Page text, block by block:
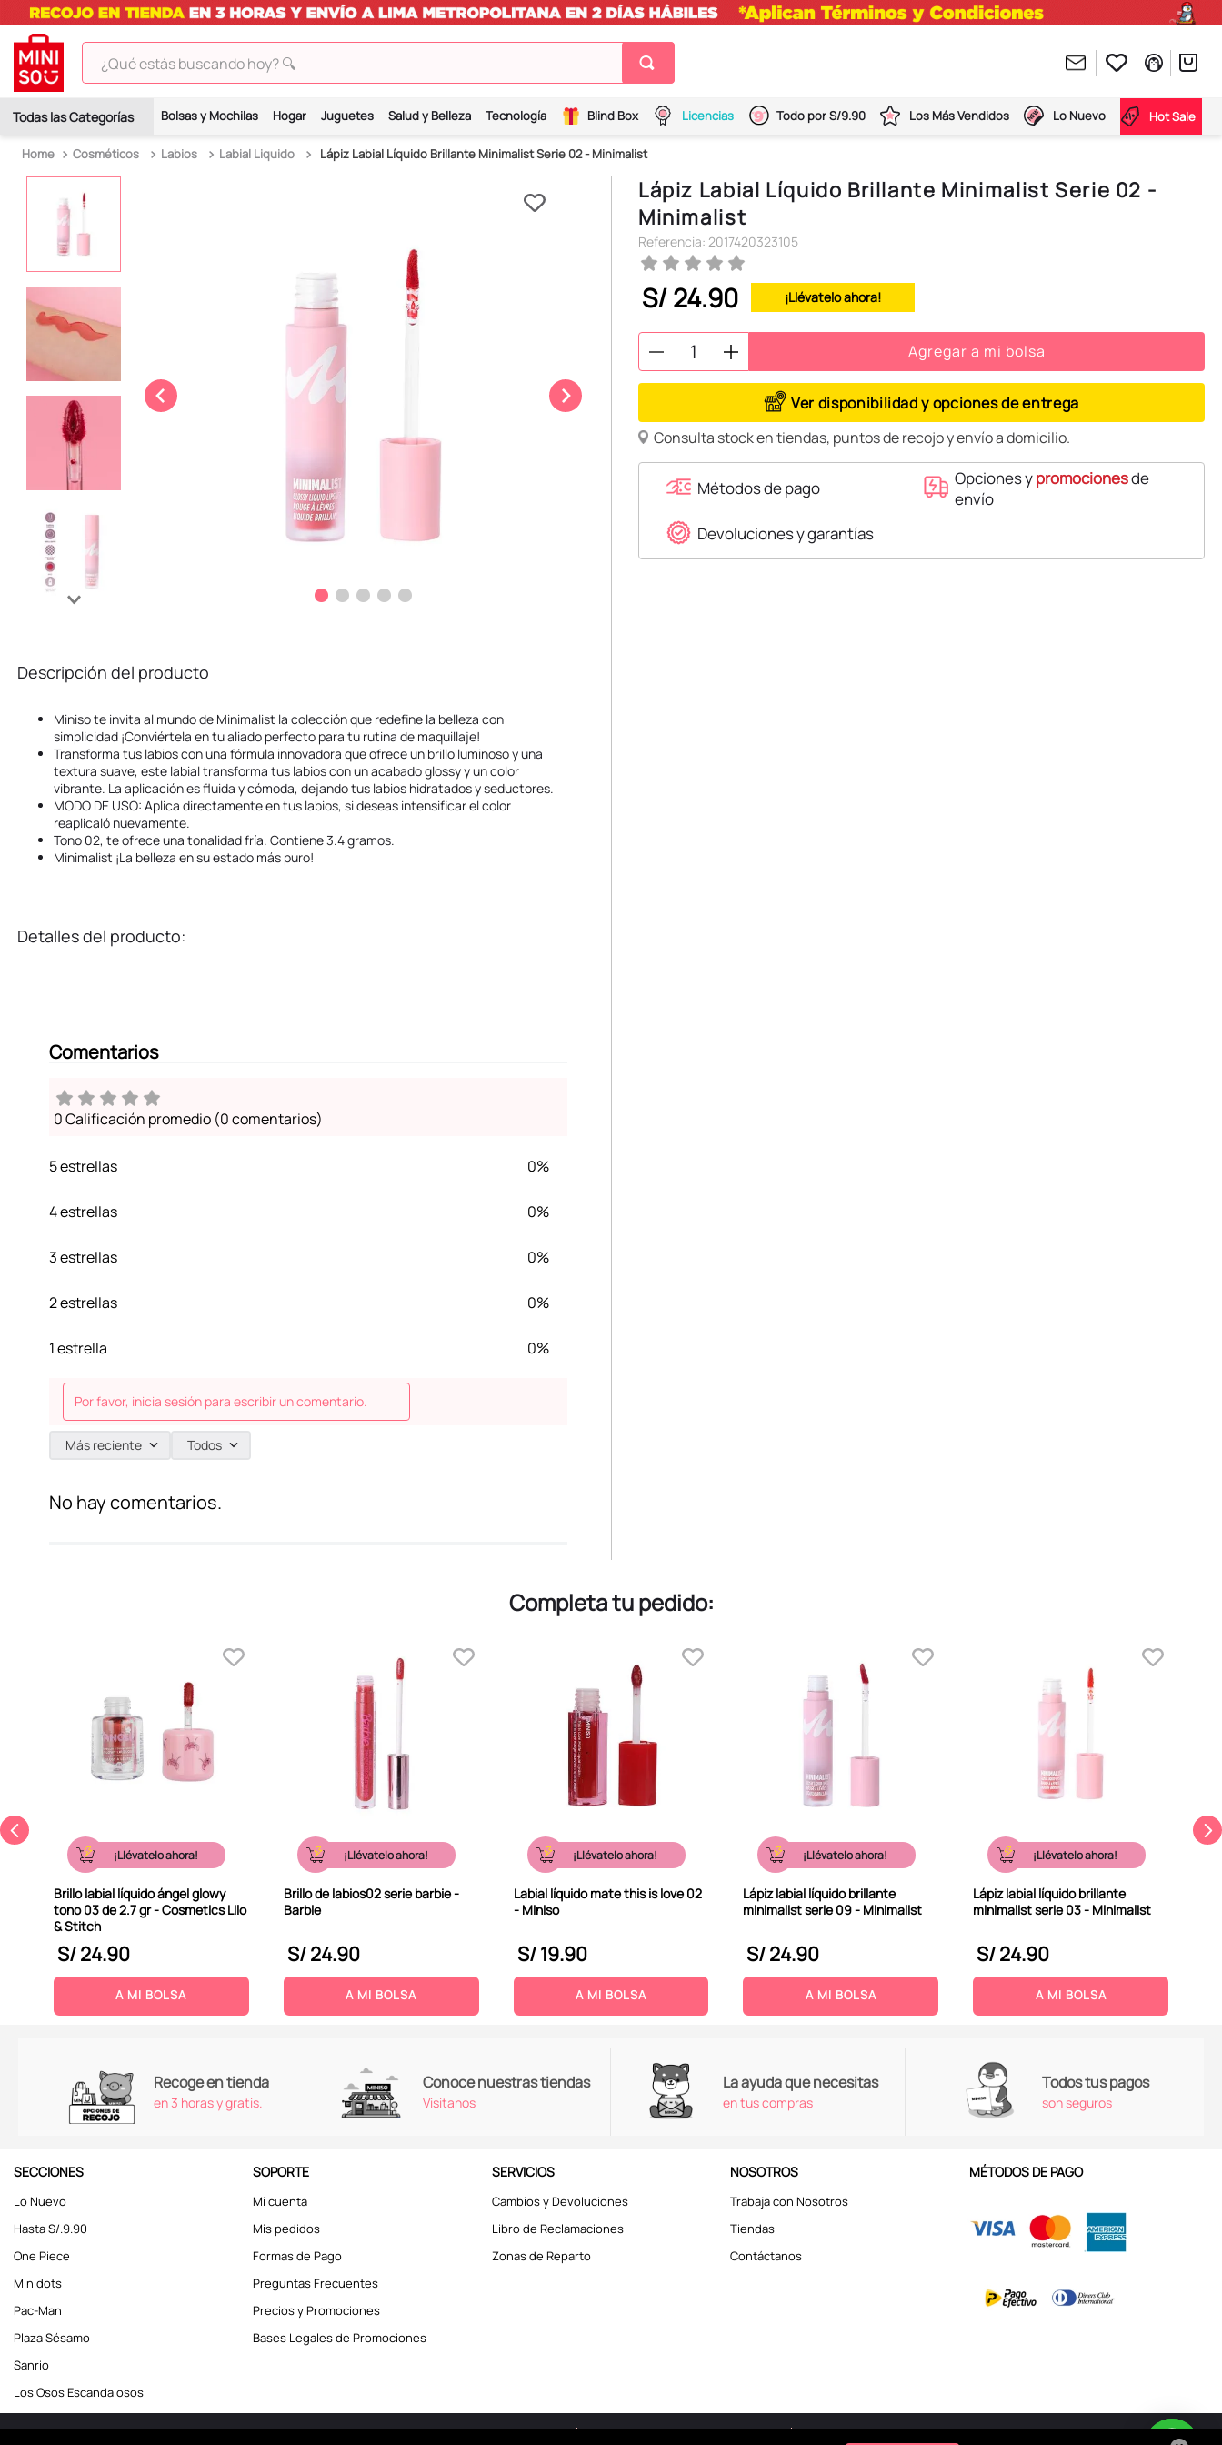
¿Qué estás buscando hoy? 🔍
Bolsas y Mochilas Hogar Juguetes Salud y Belleza Tecnología Blind Box Licencias Todo por S/9.90 Los Más Vendidos Lo Nuevo Hot Sale
Cosméticos Labios Labial Liquido Lápiz Labial Líquido Brillante Minimalist Serie 02 - Minimalist
Descripción del producto
Miniso te invita al mundo de Minimalist la colección que redefine la belleza con
simplicidad ¡Conviértela en tu aliado perfecto para tu rutina de maquillaje!
Transforma tus labios con una fórmula innovadora que ofrece un brillo luminoso y una
textura suave, este labial transforma tus labios con un acabado glossy y un color
vibrante. La aplicación es fluida y cómoda, dejando tus labios hidratados y seductores.
MODO DE USO: Aplica directamente en tus labios, si deseas intensificar el color
reaplicaló nuevamente.
Tono 02, te ofrece una tonalidad fría. Contiene 3.4 gramos.
Minimalist ¡La belleza en su estado más puro!
Detalles del producto:
Comentarios
0 Calificación promedio (0 comentarios)
5 estrellas 0%
4 estrellas 0%
3 estrellas 0%
2 estrellas 0%
1 estrella 0%
Por favor, inicia sesión para escribir un comentario.
Más reciente Todos
No hay comentarios.
Lápiz Labial Líquido Brillante Minimalist Serie 02 -
Minimalist
Referencia: 2017420323105
S/24.90 ¡Llévatelo ahora!
Agregar a mi bolsa
Ver disponibilidad y opciones de entrega
Consulta stock en tiendas, puntos de recojo y envío a domicilio.
Métodos de pago Opciones ypromocionesde
envío
Devoluciones y garantías
Completa tu pedido:
¡Llévatelo ahora!
Brillo labial líquido ángel glowy
tono 03 de 2.7 gr - Cosmetics Lilo
& Stitch
S/24.90
A MI BOLSA
¡Llévatelo ahora!
Brillo de labios02 serie barbie -
Barbie
S/24.90
A MI BOLSA
¡Llévatelo ahora!
Labial líquido mate this is love 02
- Miniso
S/19.90
A MI BOLSA
¡Llévatelo ahora!
Lápiz labial líquido brillante
minimalist serie 09 - Minimalist
S/24.90
A MI BOLSA
¡Llévatelo ahora!
Lápiz labial líquido brillante
minimalist serie 03 - Minimalist
S/24.90
A MI BOLSA
Recoge en tienda
en 3 horas y gratis.
Conoce nuestras tiendas
Visitanos
La ayuda que necesitas
en tus compras
Todos tus pagos
son seguros
SECCIONES
Lo Nuevo
Hasta S/.9.90
One Piece
Minidots
Pac-Man
Plaza Sésamo
Sanrio
Los Osos Escandalosos
SOPORTE
Mi cuenta
Mis pedidos
Formas de Pago
Preguntas Frecuentes
Precios y Promociones
Bases Legales de Promociones
SERVICIOS
Cambios y Devoluciones
Libro de Reclamaciones
Zonas de Reparto
NOSOTROS
Trabaja con Nosotros
Tiendas
Contáctanos
MÉTODOS DE PAGO
Miniso Perú. Todos los derechos reservados © 2025 Términos y Condiciones Aviso de Privacidad
.
hello kitty
harry potter